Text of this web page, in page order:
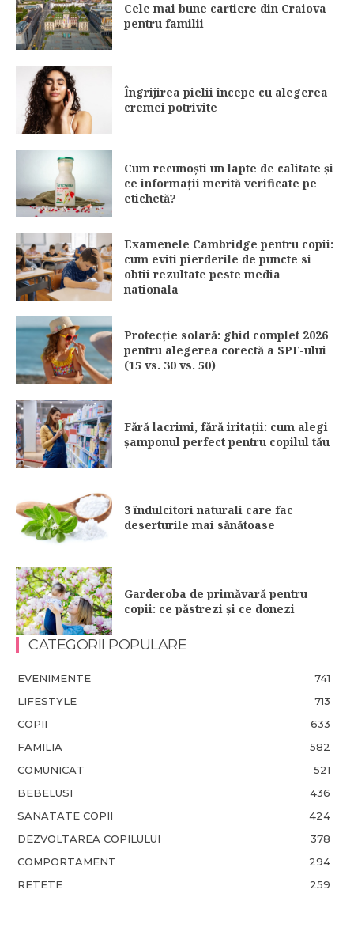
Cele mai bune cartiere din Craiova
pentru familii
Îngrijirea pielii începe cu alegerea
cremei potrivite
Cum recunoști un lapte de calitate și
ce informații merită verificate pe
etichetă?
Examenele Cambridge pentru copii:
cum eviti pierderile de puncte si
obtii rezultate peste media
nationala
Protecție solară: ghid complet 2026
pentru alegerea corectă a SPF-ului
(15 vs. 30 vs. 50)
Fără lacrimi, fără iritații: cum alegi
șamponul perfect pentru copilul tău
3 îndulcitori naturali care fac
deserturile mai sănătoase
Garderoba de primăvară pentru
copii: ce păstrezi și ce donezi
CATEGORII POPULARE
EVENIMENTE
741
LIFESTYLE
713
COPII
633
FAMILIA
582
COMUNICAT
521
BEBELUSI
436
SANATATE COPII
424
DEZVOLTAREA COPILULUI
378
COMPORTAMENT
294
RETETE
259